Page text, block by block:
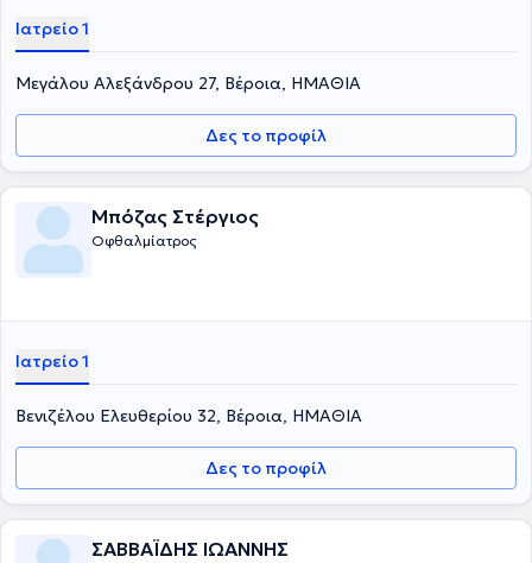
Ιατρείο 1
Μεγάλου Αλεξάνδρου 27, Βέροια, ΗΜΑΘΙΑ
Δες το προφίλ
Μπόζας Στέργιος
Οφθαλμίατρος
Ιατρείο 1
Βενιζέλου Ελευθερίου 32, Βέροια, ΗΜΑΘΙΑ
Δες το προφίλ
ΣΑΒΒΑΪΔΗΣ ΙΩΑΝΝΗΣ